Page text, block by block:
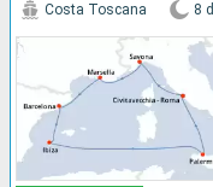
Costa Toscana 8 d